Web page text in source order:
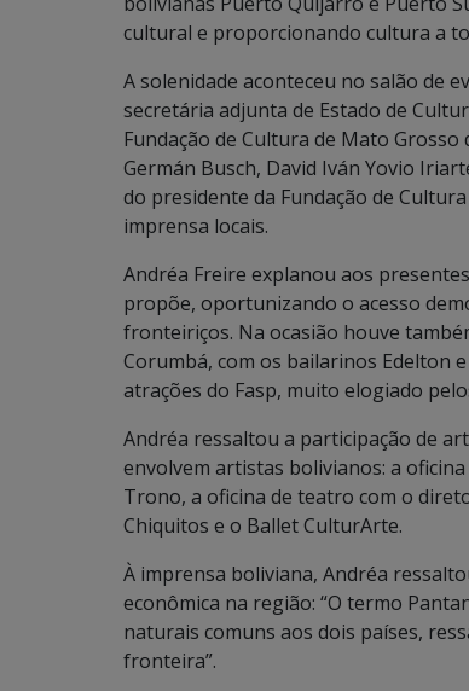
cultural e proporcionando cultura a
A solenidade aconteceu no salão de
secretária adjunta de Estado de
Fundação de Cultura de Mato
Germán Busch, David Iván Yovio
do presidente da Fundação de
imprensa locais.
Andréa Freire explanou aos
propõe, oportunizando o acesso
fronteiriços. Na ocasião houve
Corumbá, com os bailarinos Edelton
atrações do Fasp, muito elogiado
Andréa ressaltou a participação de
envolvem artistas bolivianos: a
Trono, a oficina de teatro com o
Chiquitos e o Ballet CulturArte.
À imprensa boliviana, Andréa
econômica na região: “O termo
naturais comuns aos dois países,
fronteira”.